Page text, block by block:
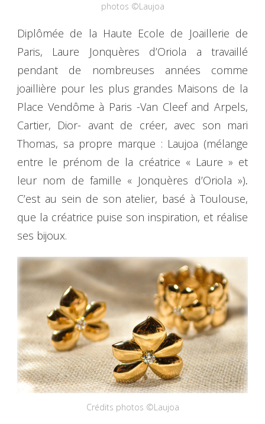
photos ©Laujoa
Diplômée de la Haute Ecole de Joaillerie de
Paris, Laure Jonquères d’Oriola a travaillé
pendant de nombreuses années comme
joaillière pour les plus grandes Maisons de la
Place Vendôme à Paris -Van Cleef and Arpels,
Cartier, Dior- avant de créer, avec son mari
Thomas, sa propre marque : Laujoa (mélange
entre le prénom de la créatrice « Laure » et
leur nom de famille « Jonquères d’Oriola »).
C’est au sein de son atelier, basé à Toulouse,
que la créatrice puise son inspiration, et réalise
ses bijoux.
Crédits photos ©Laujoa